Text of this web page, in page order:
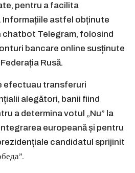
pentru a facilita
Informațiile astfel obținute
chatbot Telegram, folosind
bancare online susținute
Rusă.
efectuau transferuri
alegători, banii fiind
a determina votul „Nu” la
europeană și pentru
candidatul sprijinit